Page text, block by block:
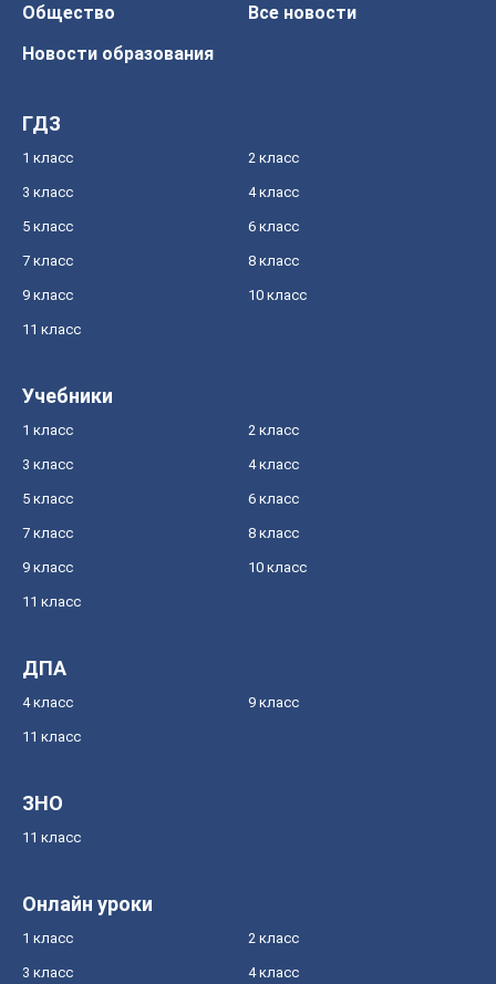
Общество
Все новости
Новости образования
ГДЗ
1 класс 2 класс
3 класс 4 класс
5 класс 6 класс
7 класс 8 класс
9 класс 10 класс
11 класс
Учебники
1 класс 2 класс
3 класс 4 класс
5 класс 6 класс
7 класс 8 класс
9 класс 10 класс
11 класс
ДПА
4 класс 9 класс
11 класс
ЗНО
11 класс
Онлайн уроки
1 класс 2 класс
3 класс 4 класс